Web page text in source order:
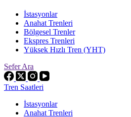
İstasyonlar
Anahat Trenleri
Bölgesel Trenler
Ekspres Trenleri
Yüksek Hızlı Tren (YHT)
Sefer Ara
Tren Saatleri
İstasyonlar
Anahat Trenleri